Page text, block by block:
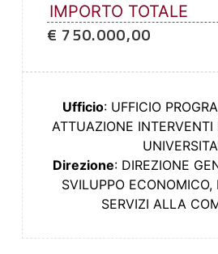
IMPORTO TOTALE
€ 750.000,00
Ufficio: UFFICIO
ATTUAZIONE
Direzione: DIREZIONE
SVILUPPO ECONOMICO,
SERVIZI ALLA